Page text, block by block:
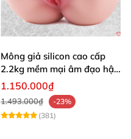
Mông giả silicon cao cấp
2.2kg mềm mại âm đạo hậu
môn khít
1.150.000₫
1.493.000₫
-23%
(381)